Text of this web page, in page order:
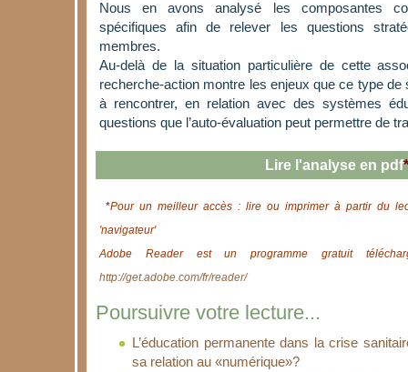
Nous en avons analysé les composantes
spécifiques afin de relever les questions
membres.
Au-delà de la situation particulière de cette
recherche-action montre les enjeux que ce type
à rencontrer, en relation avec des systèmes
questions que l’auto-évaluation peut permettre de
Lire l'analyse en pdf*
*Pour un meilleur accès : lire ou imprimer à partir du
'navigateur'
Adobe Reader est un programme gratuit
http://get.adobe.com/fr/reader/
Poursuivre votre lecture...
L’éducation permanente dans la crise
sa relation au «numérique»?